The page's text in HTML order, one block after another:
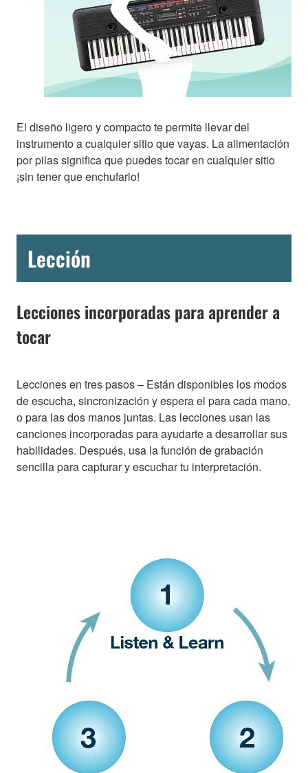
El diseño ligero y compacto te permite llevar del
instrumento a cualquier sitio que vayas. La alimentación
por pilas significa que puedes tocar en cualquier sitio
¡sin tener que enchufarlo!
Lección
Lecciones incorporadas para aprender a
tocar
Lecciones en tres pasos – Están disponibles los modos
de escucha, sincronización y espera el para cada mano,
o para las dos manos juntas. Las lecciones usan las
canciones incorporadas para ayudarte a desarrollar sus
habilidades. Después, usa la función de grabación
sencilla para capturar y escuchar tu interpretación.